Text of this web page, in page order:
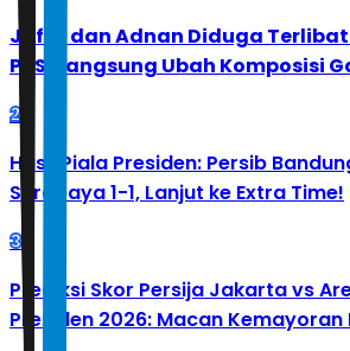
Jafar dan Adnan Diduga
PBSI Langsung Ubah Komposisi
2
Hasil Piala Presiden: Persib
Surabaya 1-1, Lanjut ke Extra Time!
3
Prediksi Skor Persija Jakarta vs
Presiden 2026: Macan Kemayoran